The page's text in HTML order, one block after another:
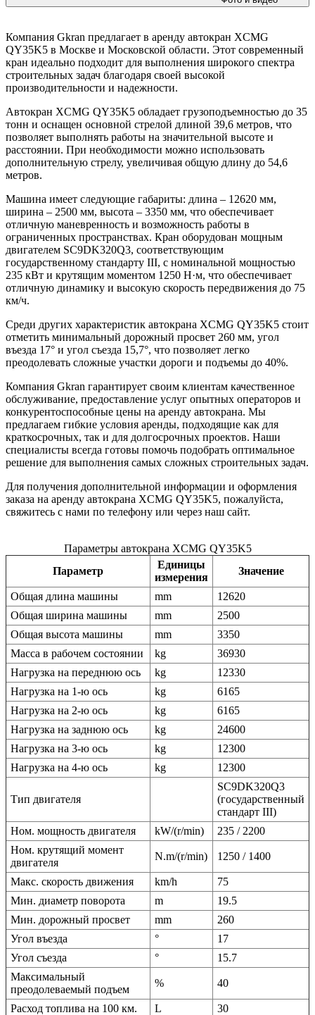
Компания Gkran предлагает в аренду автокран XCMG
QY35K5 в Москве и Московской области. Этот современный
кран идеально подходит для выполнения широкого спектра
строительных задач благодаря своей высокой
производительности и надежности.
Автокран XCMG QY35K5 обладает грузоподъемностью до 35
тонн и оснащен основной стрелой длиной 39,6 метров, что
позволяет выполнять работы на значительной высоте и
расстоянии. При необходимости можно использовать
дополнительную стрелу, увеличивая общую длину до 54,6
метров.
Машина имеет следующие габариты: длина – 12620 мм,
ширина – 2500 мм, высота – 3350 мм, что обеспечивает
отличную маневренность и возможность работы в
ограниченных пространствах. Кран оборудован мощным
двигателем SC9DK320Q3, соответствующим
государственному стандарту III, с номинальной мощностью
235 кВт и крутящим моментом 1250 Н·м, что обеспечивает
отличную динамику и высокую скорость передвижения до 75
км/ч.
Среди других характеристик автокрана XCMG QY35K5 стоит
отметить минимальный дорожный просвет 260 мм, угол
въезда 17° и угол съезда 15,7°, что позволяет легко
преодолевать сложные участки дороги и подъемы до 40%.
Компания Gkran гарантирует своим клиентам качественное
обслуживание, предоставление услуг опытных операторов и
конкурентоспособные цены на аренду автокрана. Мы
предлагаем гибкие условия аренды, подходящие как для
краткосрочных, так и для долгосрочных проектов. Наши
специалисты всегда готовы помочь подобрать оптимальное
решение для выполнения самых сложных строительных задач.
Для получения дополнительной информации и оформления
заказа на аренду автокрана XCMG QY35K5, пожалуйста,
свяжитесь с нами по телефону или через наш сайт.
Параметры автокрана XCMG QY35K5
Параметр
Единицы
измерения
Значение
Общая длина машины mm
12620
Общая ширина машины
mm
2500
Общая высота машины
mm
3350
Масса в рабочем состоянии
kg
36930
Нагрузка на переднюю ось
kg
12330
Нагрузка на 1-ю ось
kg
6165
Нагрузка на 2-ю ось
kg
6165
Нагрузка на заднюю ось
kg
24600
Нагрузка на 3-ю ось
kg
12300
Нагрузка на 4-ю ось
kg 12300
Тип двигателя
SC9DK320Q3
(государственный
стандарт III)
Ном. мощность двигателя
kW/(r/min)
235 / 2200
Ном. крутящий момент
двигателя
N.m/(r/min) 1250 / 1400
Макс. скорость движения km/h
75
Мин. диаметр поворота
m
19.5
Мин. дорожный просвет
mm
260
Угол въезда
°
17
Угол съезда
°
15.7
Максимальный
преодолеваемый подъем
% 40
Расход топлива на 100 км. L
30